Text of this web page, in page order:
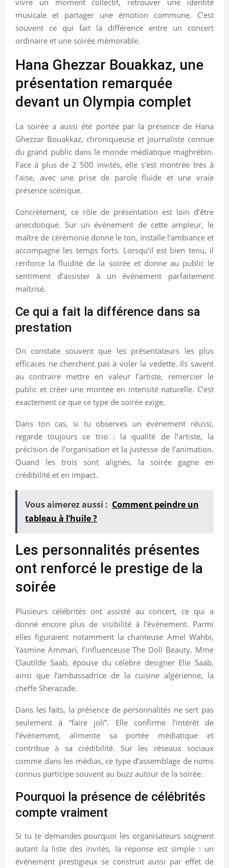
musicale et partager une émotion commune. C’est
souvent ce qui fait la différence entre un concert
ordinaire et une soirée mémorable.
Hana Ghezzar Bouakkaz, une
présentation remarquée
devant un Olympia complet
La soirée a aussi été portée par la présence de Hana
Ghezzar Bouakkaz, chroniqueuse et journaliste connue
du grand public dans le monde médiatique maghrébin.
Face à plus de 2 500 invités, elle s’est montrée très à
l’aise, avec une prise de parole fluide et une vraie
présence scénique.
Concrètement, ce rôle de présentation est loin d’être
anecdotique. Sur un événement de cette ampleur, le
maître de cérémonie donne le ton, installe l’ambiance et
accompagne les temps forts. Lorsqu’il est bien tenu, il
renforce la fluidité de la soirée et donne au public le
sentiment d’assister à un événement parfaitement
maîtrisé.
Ce qui a fait la différence dans sa
prestation
On constate souvent que les présentateurs les plus
efficaces ne cherchent pas à voler la vedette. Ils savent
au contraire mettre en valeur l’artiste, remercier le
public et créer une montée en intensité naturelle. C’est
exactement ce que ce type de soirée exige.
Dans ton cas, si tu observes un événement réussi,
regarde toujours ce trio : la qualité de l’artiste, la
précision de l’organisation et la justesse de l’animation.
Quand les trois sont alignés, la soirée gagne en
crédibilité et en impact.
Vous aimerez aussi : Comment peindre un
tableau à l’huile ?
Les personnalités présentes
ont renforcé le prestige de la
soirée
Plusieurs célébrités ont assisté au concert, ce qui a
donné encore plus de visibilité à l’événement. Parmi
elles figuraient notamment la chanteuse Amel Wahbi,
Yasmine Ammari, l’influenceuse The Doll Beauty, Mme
Clautilde Saab, épouse du célèbre designer Elie Saab,
ainsi que l’ambassadrice de la cuisine algérienne, la
cheffe Sherazade.
Dans les faits, la présence de personnalités ne sert pas
seulement à “faire joli”. Elle confirme l’intérêt de
l’événement, alimente sa portée médiatique et
contribue à sa crédibilité. Sur les réseaux sociaux
comme dans les médias, ce type d’assemblage de noms
connus participe souvent au buzz autour de la soirée.
Pourquoi la présence de célébrités
compte vraiment
Si tu te demandes pourquoi les organisateurs soignent
autant la liste des invités, la réponse est simple : un
événement prestigieux se construit aussi par effet de